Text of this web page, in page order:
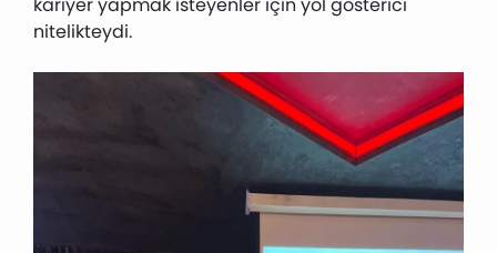
kariyer yapmak isteyenler için yol gösterici
nitelikteydi.